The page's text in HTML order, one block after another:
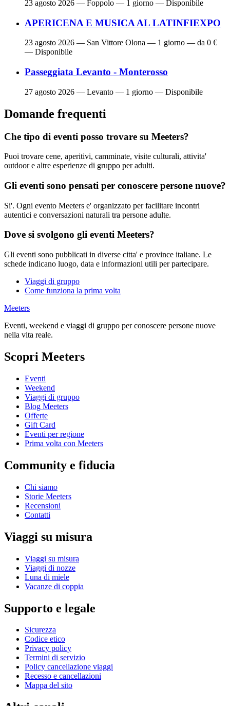
23 agosto 2026 — Foppolo — 1 giorno — Disponibile
APERICENA E MUSICA AL LATINFIEXPO
23 agosto 2026 — San Vittore Olona — 1 giorno — da 0 €
— Disponibile
Passeggiata Levanto - Monterosso
27 agosto 2026 — Levanto — 1 giorno — Disponibile
Domande frequenti
Che tipo di eventi posso trovare su Meeters?
Puoi trovare cene, aperitivi, camminate, visite culturali, attivita'
outdoor e altre esperienze di gruppo per adulti.
Gli eventi sono pensati per conoscere persone nuove?
Si'. Ogni evento Meeters e' organizzato per facilitare incontri
autentici e conversazioni naturali tra persone adulte.
Dove si svolgono gli eventi Meeters?
Gli eventi sono pubblicati in diverse citta' e province italiane. Le
schede indicano luogo, data e informazioni utili per partecipare.
Viaggi di gruppo
Come funziona la prima volta
Meeters
Eventi, weekend e viaggi di gruppo per conoscere persone nuove
nella vita reale.
Scopri Meeters
Eventi
Weekend
Viaggi di gruppo
Blog Meeters
Offerte
Gift Card
Eventi per regione
Prima volta con Meeters
Community e fiducia
Chi siamo
Storie Meeters
Recensioni
Contatti
Viaggi su misura
Viaggi su misura
Viaggi di nozze
Luna di miele
Vacanze di coppia
Supporto e legale
Sicurezza
Codice etico
Privacy policy
Termini di servizio
Policy cancellazione viaggi
Recesso e cancellazioni
Mappa del sito